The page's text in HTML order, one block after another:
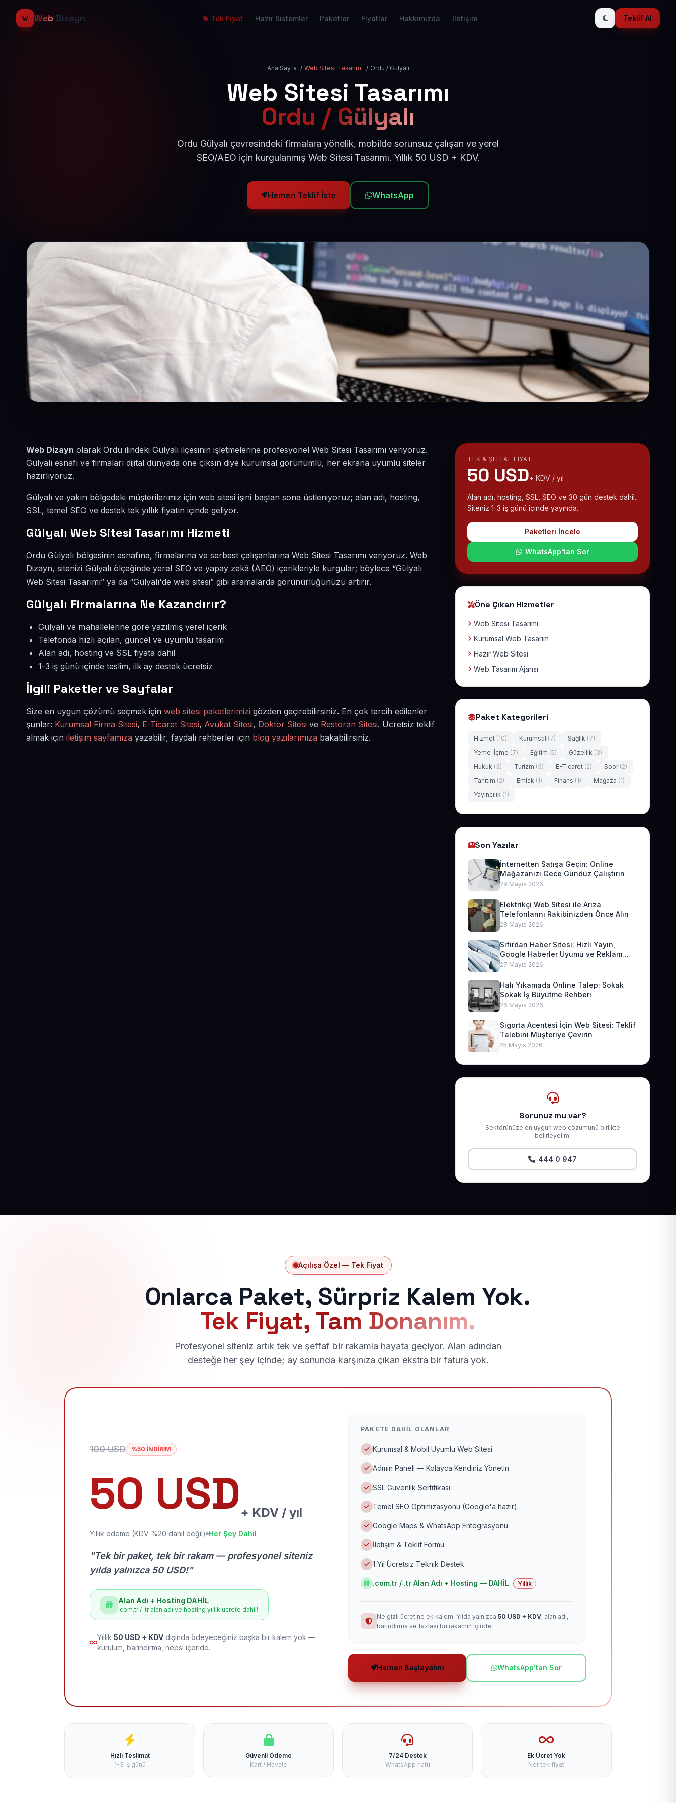
Web Dizayn Tek Fiyat Hazır Sistemler Paketler Fiyatlar Hakkımızda İletişim Teklif Al
Ana Sayfa / Web Sitesi Tasarımı / Ordu / Gülyalı
Web Sitesi Tasarımı
Ordu / Gülyalı
Ordu Gülyalı çevresindeki firmalara yönelik, mobilde sorunsuz çalışan ve yerel
SEO/AEO için kurgulanmış Web Sitesi Tasarımı. Yıllık 50 USD + KDV.
Hemen Teklif İste WhatsApp
Web Dizayn olarak Ordu ilindeki Gülyalı ilçesinin işletmelerine profesyonel Web Sitesi Tasarımı veriyoruz.
Gülyalı esnafı ve firmaları dijital dünyada öne çıksın diye kurumsal görünümlü, her ekrana uyumlu siteler
hazırlıyoruz.
Gülyalı ve yakın bölgedeki müşterilerimiz için web sitesi işini baştan sona üstleniyoruz; alan adı, hosting,
SSL, temel SEO ve destek tek yıllık fiyatın içinde geliyor.
Gülyalı Web Sitesi Tasarımı Hizmeti
Ordu Gülyalı bölgesinin esnafına, firmalarına ve serbest çalışanlarına Web Sitesi Tasarımı veriyoruz. Web
Dizayn, sitenizi Gülyalı ölçeğinde yerel SEO ve yapay zekâ (AEO) içerikleriyle kurgular; böylece “Gülyalı
Web Sitesi Tasarımı” ya da “Gülyalı'de web sitesi” gibi aramalarda görünürlüğünüzü artırır.
Gülyalı Firmalarına Ne Kazandırır?
Gülyalı ve mahallelerine göre yazılmış yerel içerik
Telefonda hızlı açılan, güncel ve uyumlu tasarım
Alan adı, hosting ve SSL fiyata dahil
1-3 iş günü içinde teslim, ilk ay destek ücretsiz
İlgili Paketler ve Sayfalar
Size en uygun çözümü seçmek için web sitesi paketlerimizi gözden geçirebilirsiniz. En çok tercih edilenler
şunlar: Kurumsal Firma Sitesi, E-Ticaret Sitesi, Avukat Sitesi, Doktor Sitesi ve Restoran Sitesi. Ücretsiz teklif
almak için iletişim sayfamıza yazabilir, faydalı rehberler için blog yazılarımıza bakabilirsiniz.
TEK & ŞEFFAF FIYAT
50 USD+ KDV / yıl
Alan adı, hosting, SSL, SEO ve 30 gün destek dahil.
Siteniz 1-3 iş günü içinde yayında.
Paketleri İncele
WhatsApp'tan Sor
Öne Çıkan Hizmetler
Web Sitesi Tasarımı
Kurumsal Web Tasarım
Hazır Web Sitesi
Web Tasarım Ajansı
Paket Kategorileri
Hizmet (10) Kurumsal (7) Sağlık (7)
Yeme-İçme (7) Eğitim (5) Güzellik (3)
Hukuk (3) Turizm (3) E-Ticaret (2) Spor (2)
Tanıtım (2) Emlak (1) Finans (1) Mağaza (1)
Yayıncılık (1)
Son Yazılar
İnternetten Satışa Geçin: Online
Mağazanızı Gece Gündüz Çalıştırın
29 Mayıs 2026
Elektrikçi Web Sitesi ile Arıza
Telefonlarını Rakibinizden Önce Alın
28 Mayıs 2026
Sıfırdan Haber Sitesi: Hızlı Yayın,
Google Haberler Uyumu ve Reklam
Geliri
27 Mayıs 2026
Halı Yıkamada Online Talep: Sokak
Sokak İş Büyütme Rehberi
26 Mayıs 2026
Sigorta Acentesi İçin Web Sitesi: Teklif
Talebini Müşteriye Çevirin
25 Mayıs 2026
Sorunuz mu var?
Sektörünüze en uygun web çözümünü birlikte
belirleyelim.
444 0 947
Açılışa Özel — Tek Fiyat
Onlarca Paket, Sürpriz Kalem Yok.
Tek Fiyat, Tam Donanım.
Profesyonel siteniz artık tek ve şeffaf bir rakamla hayata geçiyor. Alan adından
desteğe her şey içinde; ay sonunda karşınıza çıkan ekstra bir fatura yok.
100 USD %50 İNDİRİM
50 USD + KDV / yıl
Yıllık ödeme (KDV %20 dahil değil) Her Şey Dahil
"Tek bir paket, tek bir rakam — profesyonel siteniz
yılda yalnızca 50 USD!"
Alan Adı + Hosting DAHİL
.com.tr / .tr alan adı ve hosting yıllık ücrete dahil!
Yıllık 50 USD + KDV dışında ödeyeceğiniz başka bir kalem yok —
kurulum, barındırma, hepsi içeride.
PAKETE DAHIL OLANLAR
Kurumsal & Mobil Uyumlu Web Sitesi
Admin Paneli — Kolayca Kendiniz Yönetin
SSL Güvenlik Sertifikası
Temel SEO Optimizasyonu (Google'a hazır)
Google Maps & WhatsApp Entegrasyonu
İletişim & Teklif Formu
1 Yıl Ücretsiz Teknik Destek
.com.tr / .tr Alan Adı + Hosting — DAHİL Yıllık
Ne gizli ücret ne ek kalem. Yılda yalnızca 50 USD + KDV; alan adı,
barındırma ve fazlası bu rakamın içinde.
Hemen Başlayalım WhatsApp'tan Sor
Hızlı Teslimat
1-3 iş günü
Güvenli Ödeme
Kart / Havale
7/24 Destek
WhatsApp hattı
Ek Ücret Yok
Net tek fiyat